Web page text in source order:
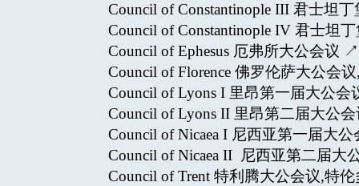
Council of Constantinople III 君士坦
Council of Constantinople IV 君士坦
Council of Ephesus 厄弗所大公会议
Council of Florence 佛罗伦萨大公会
Council of Lyons I 里昂第一届大公
Council of Lyons II 里昂第二届大公
Council of Nicaea I 尼西亚第一届大
Council of Nicaea II 尼西亚第二届大
Council of Trent 特利腾大公会议,特